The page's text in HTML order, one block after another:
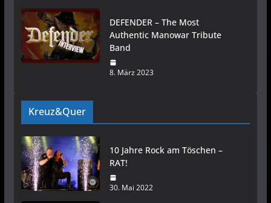
DEFENDER – The Most
Authentic Manowar Tribute
Band
8. März 2023
Kreuz&Quer
10 Jahre Rock am Töschen –
RAT!
30. Mai 2022